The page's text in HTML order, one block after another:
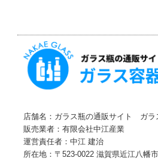
店舗名：ガラス瓶の通販サイト ガラ
販売業者：有限会社中江産業
運営責任者：中江 建治
所在地：〒523-0022 滋賀県近江八幡